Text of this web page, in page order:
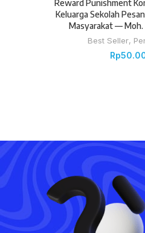
Reward Punishment
Keluarga Sekolah
Masyarakat — Moh.
Best Seller,
Rp